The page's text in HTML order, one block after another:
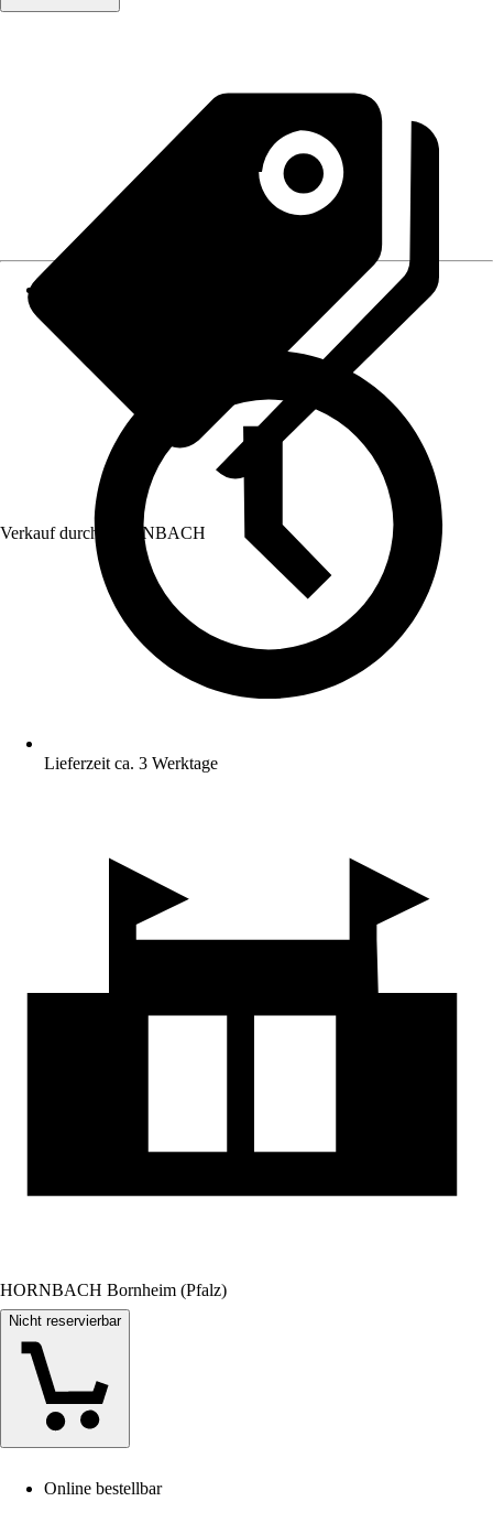
Verkauf durch: HORNBACH
Lieferzeit ca. 3 Werktage
HORNBACH Bornheim (Pfalz)
Nicht reservierbar
Online bestellbar